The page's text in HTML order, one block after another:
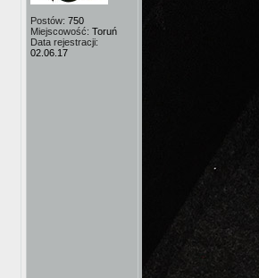
Postów: 750
Miejscowość: Toruń
Data rejestracji:
02.06.17